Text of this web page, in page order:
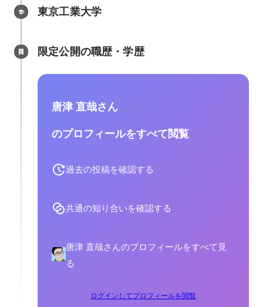
東京工業大学
限定公開の職歴・学歴
唐津 直哉さん
のプロフィールをすべて閲覧
過去の投稿を確認する
共通の知り合いを確認する
唐津 直哉さんのプロフィールをすべて見
る
ログインしてプロフィールを閲覧